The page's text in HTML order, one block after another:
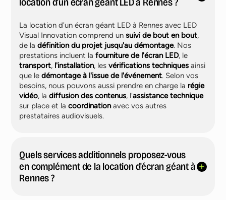
La location d'un écran géant LED à Rennes avec LED
Visual Innovation comprend unsuivi de bout en bout,
de ladéfinition du projet jusqu'au démontage. Nos
prestations incluent lafourniture de l'écran LED, le
transport, l'installation, lesvérifications techniques ainsi
que ledémontage à l'issue de l'événement. Selon vos
besoins, nous pouvons aussi prendre en charge la régie
vidéo, ladiffusion des contenus, l'assistance technique
sur place et lacoordinationavec vos autres
prestataires audiovisuels.
Quels services additionnels proposez-vous
en complément de la location d'écran géant à
Rennes ?